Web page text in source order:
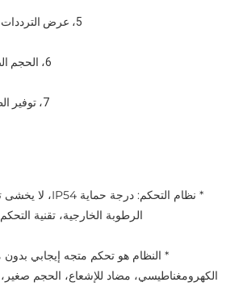
5، عرض الترددات الصوتية (0~100Hz)
6، الحجم الصغير والوزن الخفيف
7، توفير الطاقة (توفير الكهرباء)
الرطوبة الخارجية، تقنية التحكم VVC سهلة التصحيح،